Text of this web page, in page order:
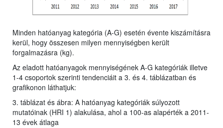
Minden hatóanyag kategória (A-G) esetén évente kiszámításra
kerül, hogy összesen milyen mennyiségben került
forgalmazásra (kg).
Az eladott hatóanyagok mennyiségének A-G kategóriák illetve
1-4 csoportok szerinti tendenciáit a 3. és 4. táblázatban és
grafikonon láthatjuk:
3. táblázat és ábra: A hatóanyag kategóriák súlyozott
mutatóinak (HRI 1) alakulása, ahol a 100-as alapérték a 2011-
13 évek átlaga